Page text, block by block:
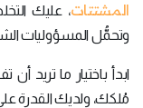
المشتتات، عليك
وتحمُّل المسؤوليات
ابدأ باختيار ما
مُلكك، ولديك القدرة